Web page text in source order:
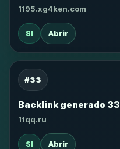
1195.xg4ken.com
SI Abrir
#33
Backlink generado 33
11qq.ru
SI Abrir